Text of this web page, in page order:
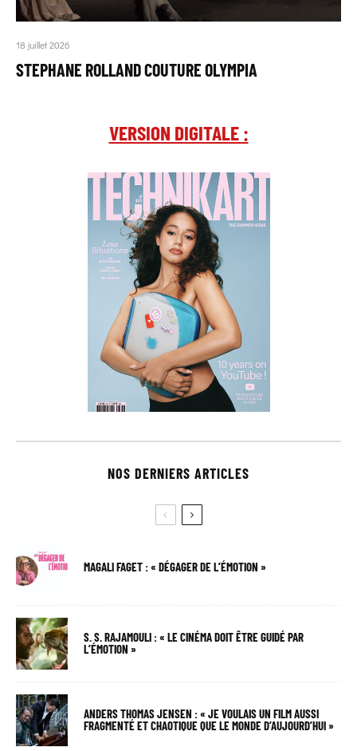
18 juillet 2026
STEPHANE ROLLAND COUTURE OLYMPIA
VERSION DIGITALE :
NOS DERNIERS ARTICLES
MAGALI FAGET : « DÉGAGER DE L’ÉMOTION »
S. S. RAJAMOULI : « LE CINÉMA DOIT ÊTRE GUIDÉ PAR
L’ÉMOTION »
ANDERS THOMAS JENSEN : « JE VOULAIS UN FILM AUSSI
FRAGMENTÉ ET CHAOTIQUE QUE LE MONDE D’AUJOURD’HUI »